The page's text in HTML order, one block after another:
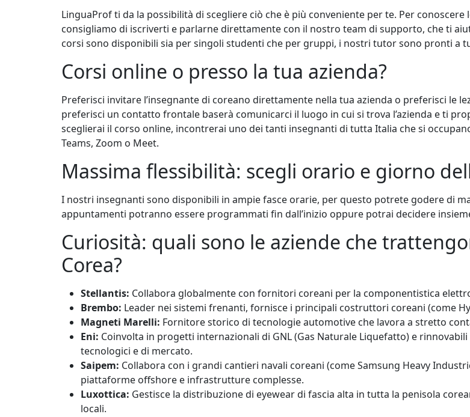
LinguaProf ti da la possibilità di scegliere ciò che è più conveniente per te. Per
consigliamo di iscriverti e parlarne direttamente con il nostro team di supporto, che ti
corsi sono disponibili sia per singoli studenti che per gruppi, i nostri tutor sono pronti a
Corsi online o presso la tua azienda?
Preferisci invitare l’insegnante di coreano direttamente nella tua azienda o preferisci le
preferisci un contatto frontale baserà comunicarci il luogo in cui si trova l’azienda e ti
sceglierai il corso online, incontrerai uno dei tanti insegnanti di tutta Italia che si
Teams, Zoom o Meet.
Massima flessibilità: scegli orario e giorno
I nostri insegnanti sono disponibili in ampie fasce orarie, per questo potrete godere di
appuntamenti potranno essere programmati fin dall’inizio oppure potrai decidere
Curiosità: quali sono le aziende che
Corea?
Stellantis: Collabora globalmente con fornitori coreani per la componentistica
Brembo: Leader nei sistemi frenanti, fornisce i principali costruttori coreani (come
Magneti Marelli: Fornitore storico di tecnologie automotive che lavora a stretto
Eni: Coinvolta in progetti internazionali di GNL (Gas Naturale Liquefatto) e
tecnologici e di mercato.
Saipem: Collabora con i grandi cantieri navali coreani (come Samsung Heavy
piattaforme offshore e infrastrutture complesse.
Luxottica: Gestisce la distribuzione di eyewear di fascia alta in tutta la penisola
locali.